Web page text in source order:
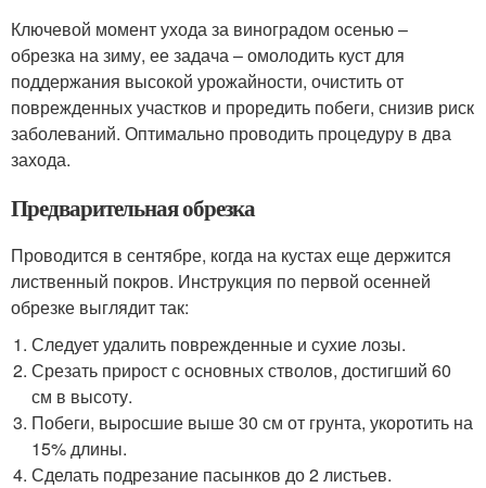
Ключевой момент ухода за виноградом осенью –
обрезка на зиму, ее задача – омолодить куст для
поддержания высокой урожайности, очистить от
поврежденных участков и проредить побеги, снизив риск
заболеваний. Оптимально проводить процедуру в два
захода.
Предварительная обрезка
Проводится в сентябре, когда на кустах еще держится
лиственный покров. Инструкция по первой осенней
обрезке выглядит так:
Следует удалить поврежденные и сухие лозы.
Срезать прирост с основных стволов, достигший 60
см в высоту.
Побеги, выросшие выше 30 см от грунта, укоротить на
15% длины.
Сделать подрезание пасынков до 2 листьев.